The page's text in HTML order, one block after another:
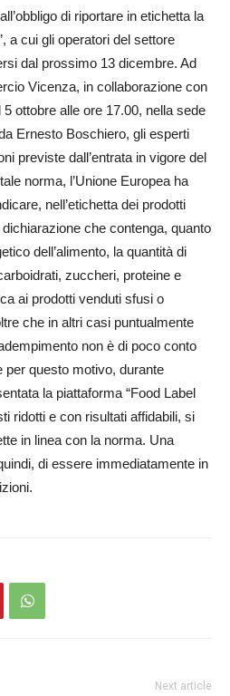
di riportare in etichetta la
a cui gli operatori del settore
dal prossimo 13 dicembre. Ad
Vicenza, in collaborazione con
ottobre alle ore 17.00, nella sede
Ernesto Boschiero, gli esperti
previste dall’entrata in vigore del
norma, l’Unione Europea ha
nell’etichetta dei prodotti
che contenga, quanto
dell’alimento, la quantità di
zuccheri, proteine e
ai prodotti venduti sfusi o
che in altri casi puntualmente
non è di poco conto
per questo motivo, durante
la piattaforma “Food Label
ridotti e con risultati affidabili, si
in linea con la norma. Una
di essere immediatamente in
Next article